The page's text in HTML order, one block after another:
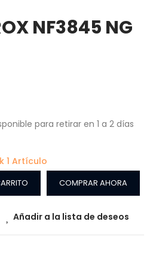
NF3845 NG
para retirar en 1 a 2 días
1 Artículo
COMPRAR AHORA
Añadir a la lista de deseos